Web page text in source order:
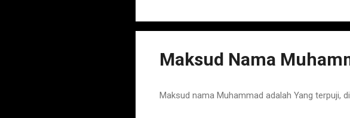
Maksud Nama
Maksud nama Muhammad adalah Yang terpuji,